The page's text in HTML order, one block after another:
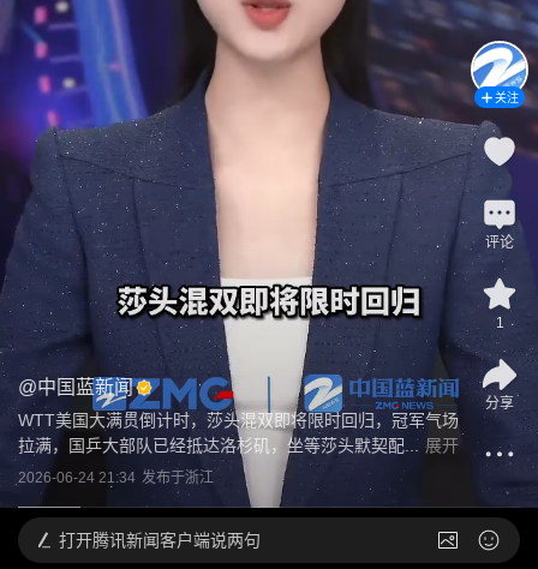
@中国蓝新闻
WTT美国大满贯倒计时，莎头混双即将限时回归，冠军气场
拉满，国乒大部队已经抵达洛杉矶，坐等莎头默契配... 展开
2026-06-24 21:34 发布于浙江
关注
评论
1
分享
打开腾讯新闻客户端说两句